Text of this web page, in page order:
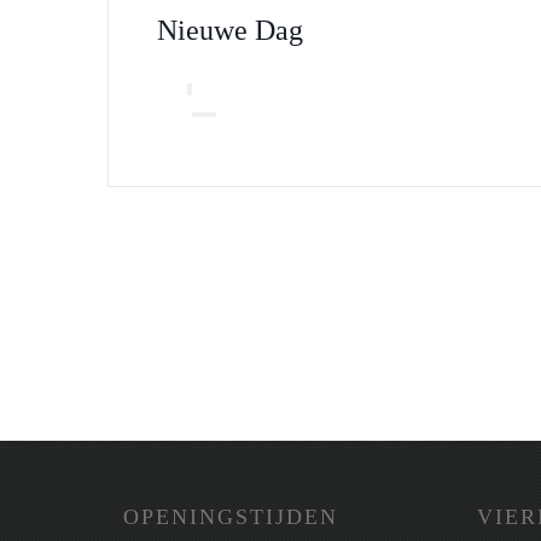
Nieuwe Dag
OPENINGSTIJDEN